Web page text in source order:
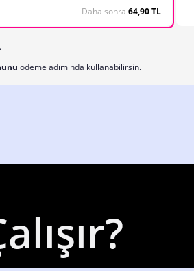
Daha sonra 64,90 TL
ödeme adımında kullanabilirsin.